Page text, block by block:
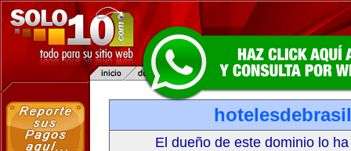
El dueño de este dominio lo